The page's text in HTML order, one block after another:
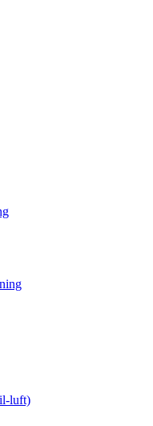
luft)